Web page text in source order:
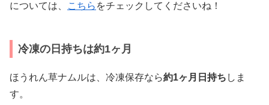
については、
こちら をチェックしてくださいね！
冷凍の日持ちは約1ヶ月
ほうれん草ナムルは、冷凍保存なら約1ヶ月日持ち しま
す。